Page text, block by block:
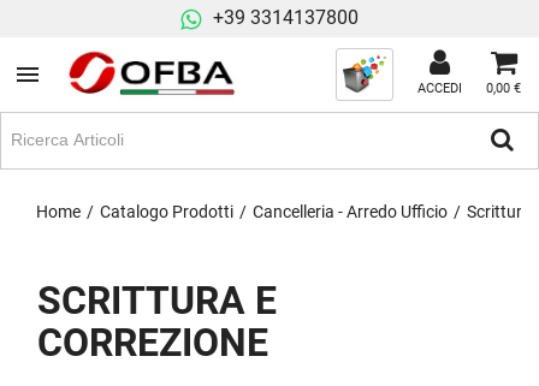
+39 3314137800
ACCEDI 0,00 €
Home Catalogo Prodotti Cancelleria - Arredo Ufficio Scrittura
SCRITTURA E
CORREZIONE